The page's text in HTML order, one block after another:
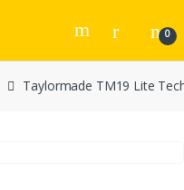
0
Taylormade TM19 Lite